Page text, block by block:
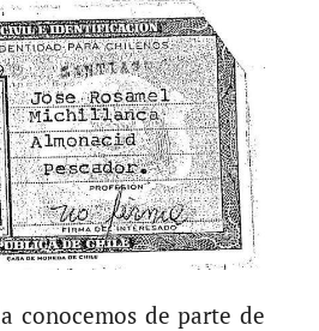
conocemos de parte de